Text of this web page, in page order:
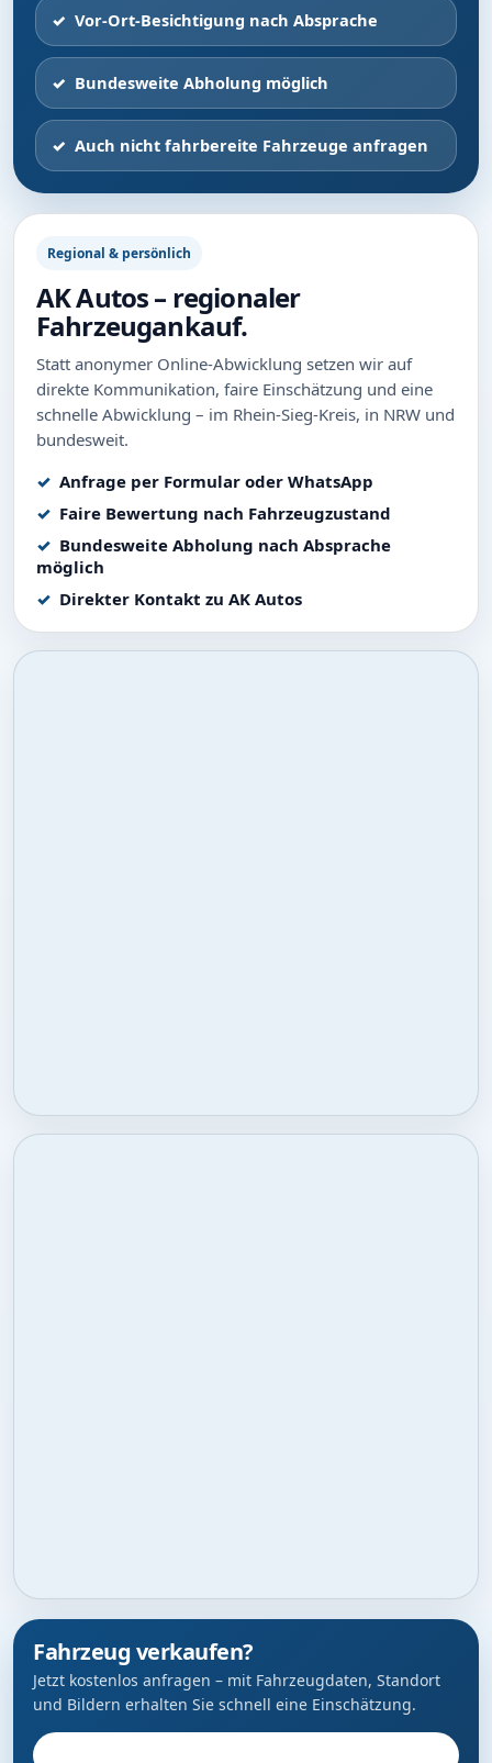
Vor-Ort-Besichtigung nach Absprache
Bundesweite Abholung möglich
Auch nicht fahrbereite Fahrzeuge anfragen
Regional & persönlich
AK Autos – regionaler
Fahrzeugankauf.
Statt anonymer Online-Abwicklung setzen wir auf
direkte Kommunikation, faire Einschätzung und eine
schnelle Abwicklung – im Rhein-Sieg-Kreis, in NRW und
bundesweit.
Anfrage per Formular oder WhatsApp
Faire Bewertung nach Fahrzeugzustand
Bundesweite Abholung nach Absprache
möglich
Direkter Kontakt zu AK Autos
Fahrzeug verkaufen?
Jetzt kostenlos anfragen – mit Fahrzeugdaten, Standort
und Bildern erhalten Sie schnell eine Einschätzung.